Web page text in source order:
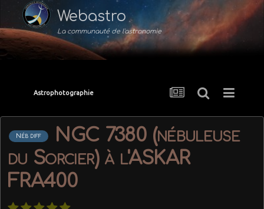
Webastro
La communauté de l'astronomie
Astrophotographie
Néb diff
NGC 7380 (nébuleuse
du Sorcier) à l'ASKAR
FRA400